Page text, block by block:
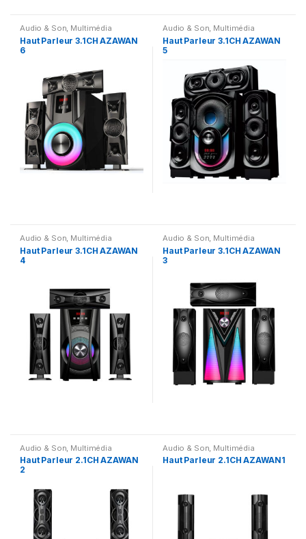
Audio & Son, Multimédia
Speaker
Haut Parleur 3.1CH AZAWAN
6
Audio & Son, Multimédia
Speaker
Haut Parleur 3.1CH AZAWAN
5
Audio & Son Multimédia
Haut Parleur 3.1CH AZAWAN
4
Audio & Son Multimédia
Haut Parleur 3.1CH AZAWAN
3
Audio & Son Multimédia
Speaker
Haut Parleur 2.1CH AZAWAN
2
Audio & Son Multimédia
Speaker
Haut Parleur 2.1CH AZAWAN1